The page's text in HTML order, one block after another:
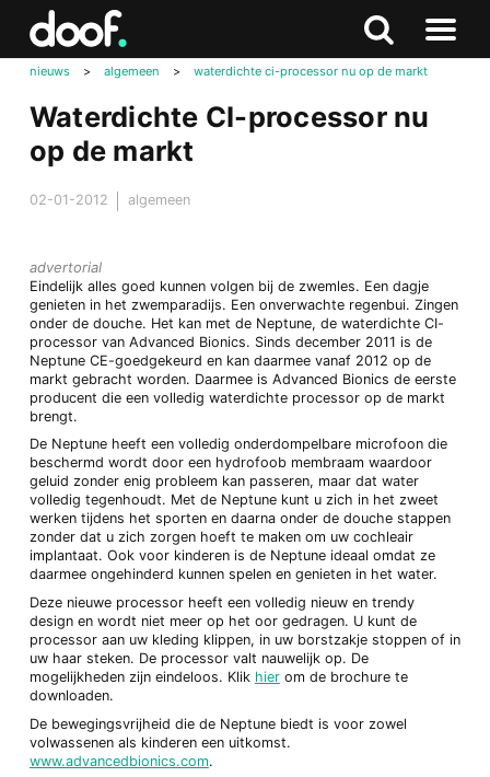
Zoeken
Naar
nieuws > algemeen > waterdichte ci-processor nu op de markt
Waterdichte CI-processor nu
op de markt
02-01-2012 algemeen
advertorial
Eindelijk alles goed kunnen volgen bij de zwemles. Een dagje
genieten in het zwemparadijs. Een onverwachte regenbui. Zingen
onder de douche. Het kan met de Neptune, de waterdichte CI-
processor van Advanced Bionics. Sinds december 2011 is de
Neptune CE-goedgekeurd en kan daarmee vanaf 2012 op de
markt gebracht worden. Daarmee is Advanced Bionics de eerste
producent die een volledig waterdichte processor op de markt
brengt.
De Neptune heeft een volledig onderdompelbare microfoon die
beschermd wordt door een hydrofoob membraam waardoor
geluid zonder enig probleem kan passeren, maar dat water
volledig tegenhoudt. Met de Neptune kunt u zich in het zweet
werken tijdens het sporten en daarna onder de douche stappen
zonder dat u zich zorgen hoeft te maken om uw cochleair
implantaat. Ook voor kinderen is de Neptune ideaal omdat ze
daarmee ongehinderd kunnen spelen en genieten in het water.
Deze nieuwe processor heeft een volledig nieuw en trendy
design en wordt niet meer op het oor gedragen. U kunt de
processor aan uw kleding klippen, in uw borstzakje stoppen of in
uw haar steken. De processor valt nauwelijk op. De
mogelijkheden zijn eindeloos. Klik hierom de brochure te
downloaden.
De bewegingsvrijheid die de Neptune biedt is voor zowel
volwassenen als kinderen een uitkomst.
www.advancedbionics.com.
Doof.nl
Zoeken
naar